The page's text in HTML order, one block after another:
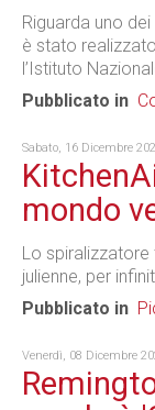
Riguarda uno
è stato
l’Istituto
Pubblicato in
Sabato, 16 Dicembre
mondo
Lo
julienne, per
Pubblicato in
Venerdì, 08 Dicembre